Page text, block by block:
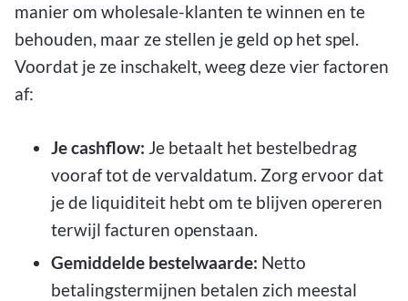
manier om wholesale-klanten te winnen en te
behouden, maar ze stellen je geld op het spel.
Voordat je ze inschakelt, weeg deze vier factoren
af:
Je cashflow: Je betaalt het bestelbedrag
vooraf tot de vervaldatum. Zorg ervoor dat
je de liquiditeit hebt om te blijven opereren
terwijl facturen openstaan.
Gemiddelde bestelwaarde: Netto
betalingstermijnen betalen zich meestal